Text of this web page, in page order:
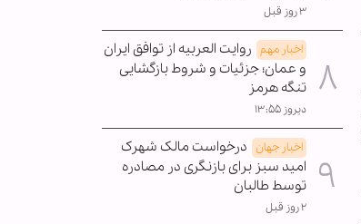
۳ روز قبل
اخبار مهم روایت العربیه از توافق ایران
و عمان؛ جزئیات و شروط بازگشایی
تنگه هرمز
دیروز ۱۳:۵۵
اخبار جهان درخواست مالک شهرک
امید سبز برای بازنگری در مصادره
توسط طالبان
۲ روز قبل